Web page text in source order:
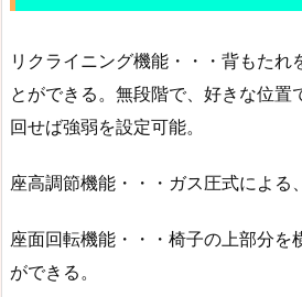
リクライニング機能・・・背もたれ
とができる。無段階で、好きな位置
回せば強弱を設定可能。
座高調節機能・・・ガス圧式による
座面回転機能・・・椅子の上部分を
ができる。